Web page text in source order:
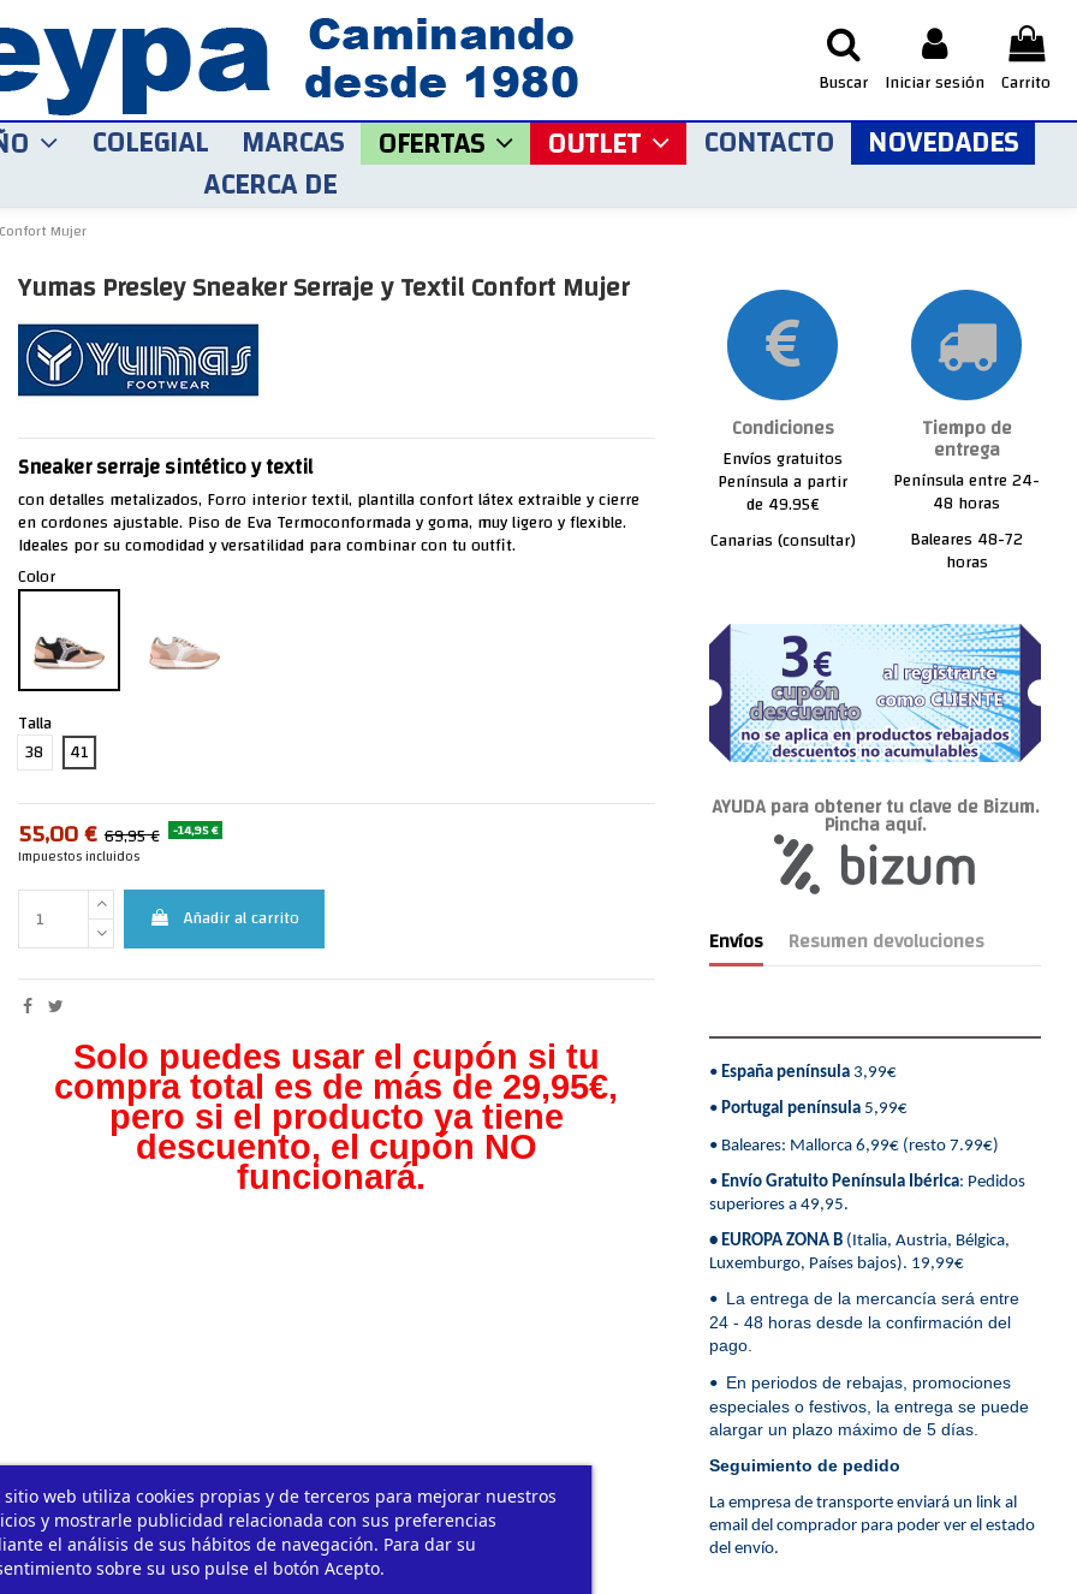
Buscar Iniciar sesión Carrito
sitio web utiliza cookies propias y de terceros para mejorar nuestros
y mostrarle publicidad relacionada con sus preferencias
el análisis de sus hábitos de navegación. Para dar su
sobre su uso pulse el botón Acepto.
COLEGIAL MARCAS OFERTAS OUTLET CONTACTO NOVEDADES
ACERCA DE
Mujer
Yumas Presley Sneaker Serraje y Textil Confort Mujer
Sneaker serraje sintético y textil
con detalles metalizados, Forro interior textil, plantilla confort látex extraible y cierre
en cordones ajustable. Piso de Eva Termoconformada y goma, muy ligero y flexible.
Ideales por su comodidad y versatilidad para combinar con tu outfit.
Color
Talla
38
41
55,00 € 69,95 € -14,95 €
Impuestos incluidos
Añadir al carrito
Solo puedes usar el cupón si tu
compra total es de más de 29,95€,
pero si el producto ya tiene
descuento, el cupón NO
funcionará.
Condiciones
Envíos gratuitos
Península a partir
de 49.95€
Canarias (consultar)
Tiempo de
entrega
Península entre 24-
48 horas
Baleares 48-72
horas
AYUDA para obtener tu clave de Bizum.
Pincha aquí.
Envíos Resumen devoluciones
• España península3,99€
• Portugal península5,99€
• Baleares: Mallorca 6,99€ (resto 7.99€)
• Envío Gratuito Península Ibérica: Pedidos
superiores a 49,95.
• EUROPA ZONA B(Italia, Austria, Bélgica,
Luxemburgo, Países bajos). 19,99€
• La entrega de la mercancía será entre
24 - 48 horas desde la confirmación del
pago.
• En periodos de rebajas, promociones
especiales o festivos, la entrega se puede
alargar un plazo máximo de 5 días.
Seguimiento de pedido
La empresa de transporte enviará un link al
email del comprador para poder ver el estado
del envío.